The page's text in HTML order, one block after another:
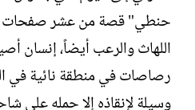
حنطي" قصة من عشر صفحات
اللهاث والرعب أيضاً، إنسان
رصاصات في منطقة نائية في
وسيلة لإنقاذه إلا حمله على